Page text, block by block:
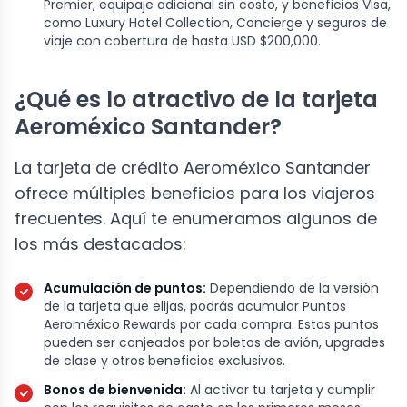
Premier, equipaje adicional sin costo, y beneficios Visa,
como Luxury Hotel Collection, Concierge y seguros de
viaje con cobertura de hasta USD $200,000.
¿Qué es lo atractivo de la tarjeta
Aeroméxico Santander?
La tarjeta de crédito Aeroméxico Santander
ofrece múltiples beneficios para los viajeros
frecuentes. Aquí te enumeramos algunos de
los más destacados:
Acumulación de puntos: Dependiendo de la versión
de la tarjeta que elijas, podrás acumular Puntos
Aeroméxico Rewards por cada compra. Estos puntos
pueden ser canjeados por boletos de avión, upgrades
de clase y otros beneficios exclusivos.
Bonos de bienvenida: Al activar tu tarjeta y cumplir